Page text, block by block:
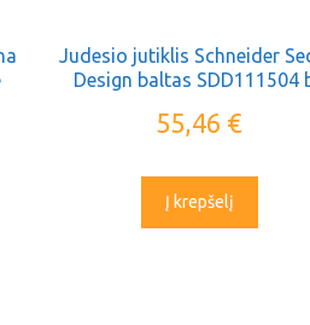
Judesio jutiklis Schneider
Design baltas SDD111504
55,46 €
Į krepšelį